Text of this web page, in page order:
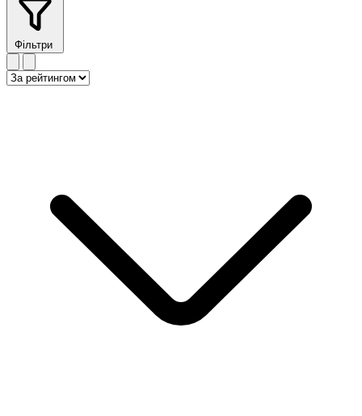
Фільтри